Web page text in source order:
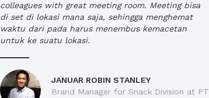
colleagues with great meeting room. Meeting bisa
di set di lokasi mana saja, sehingga menghemat
waktu dari pada harus menembus kemacetan
untuk ke suatu lokasi.
JANUAR ROBIN STANLEY
Brand Manager for Snack Division at PT